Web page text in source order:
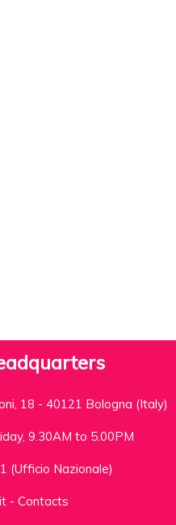
18 - 40121 Bologna (Italy)
9.30AM to 5.00PM
(Ufficio Nazionale)
- Contacts